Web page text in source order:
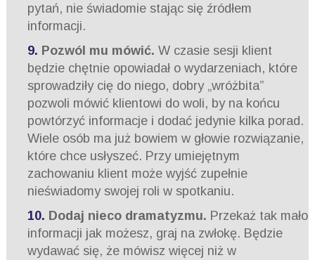
pytań, nie świadomie stając się źródłem
informacji.
Pozwól mu mówić. W czasie sesji klient
będzie chętnie opowiadał o wydarzeniach, które
sprowadziły cię do niego, dobry „wróżbita”
pozwoli mówić klientowi do woli, by na końcu
powtórzyć informacje i dodać jedynie kilka porad.
Wiele osób ma już bowiem w głowie rozwiązanie,
które chce usłyszeć. Przy umiejętnym
zachowaniu klient może wyjść zupełnie
nieświadomy swojej roli w spotkaniu.
Dodaj nieco dramatyzmu. Przekaż tak mało
informacji jak możesz, graj na zwłokę. Będzie
wydawać się, że mówisz więcej niż w